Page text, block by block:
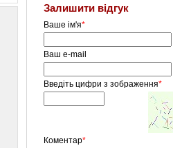
Залишити відгук
Ваше ім'я*
Ваш e-mail
Введіть цифри з зображення*
Коментар*